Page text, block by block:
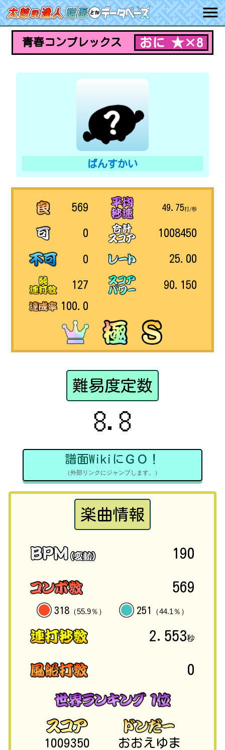
青春コンプレックス おに ★×8
ばんすかい
569
0
0
127
100.0
49.75打/秒
1008450
25.00
90.150
難易度定数
8.8
譜面WikiにＧＯ！
（外部リンクにジャンプします。）
楽曲情報
190
569
318 （55.9％） 251 （44.1％）
2.553秒
0
1009350 おおえゆま